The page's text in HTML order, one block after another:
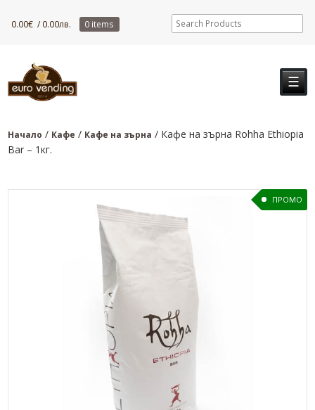
0.00€ / 0.00лв. 0 items
☰
Начало / Кафе / Кафе на зърна / Кафе на зърна Rohha Ethiopia
Bar – 1кг.
ПРОМО